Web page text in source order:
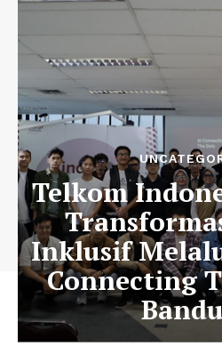
Telkom
Inklusif
Connecting